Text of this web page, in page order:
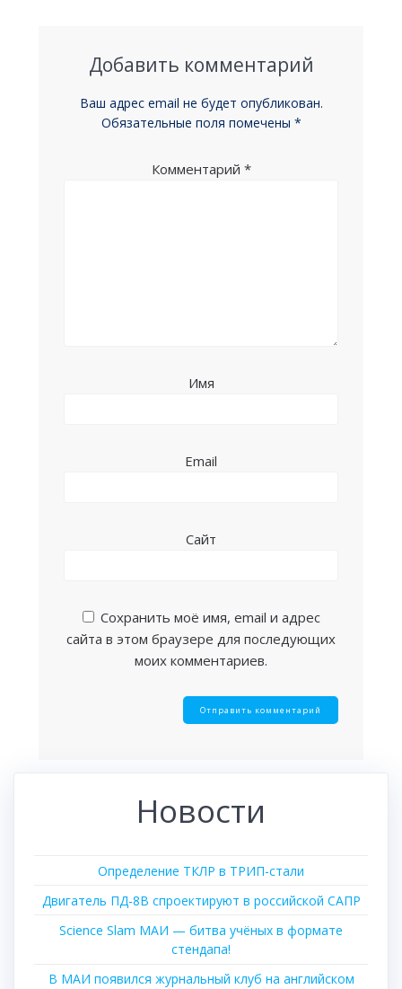
Добавить комментарий
Ваш адрес email не будет опубликован.
Обязательные поля помечены *
Комментарий *
Имя
Email
Сайт
Сохранить моё имя, email и адрес
сайта в этом браузере для последующих
моих комментариев.
Новости
Определение ТКЛР в ТРИП-стали
Двигатель ПД-8В спроектируют в российской САПР
Science Slam МАИ — битва учёных в формате
стендапа!
В МАИ появился журнальный клуб на английском